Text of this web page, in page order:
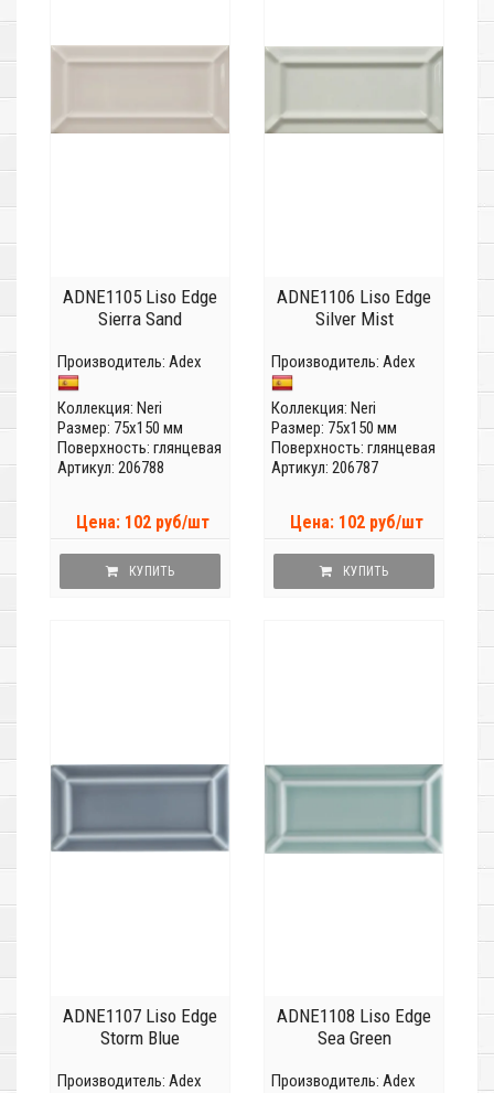
ADNE1105 Liso Edge
Sierra Sand
Производитель: Adex
Коллекция: Neri
Размер: 75x150 мм
Поверхность: глянцевая
Артикул: 206788
Цена: 102 руб/шт
КУПИТЬ
ADNE1106 Liso Edge
Silver Mist
Производитель: Adex
Коллекция: Neri
Размер: 75x150 мм
Поверхность: глянцевая
Артикул: 206787
Цена: 102 руб/шт
КУПИТЬ
ADNE1107 Liso Edge
Storm Blue
Производитель: Adex
ADNE1108 Liso Edge
Sea Green
Производитель: Adex